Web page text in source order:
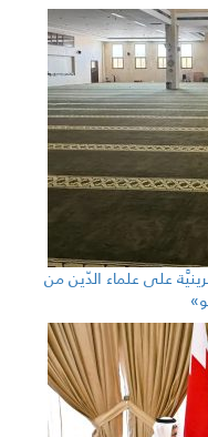
على علماء الدّين من